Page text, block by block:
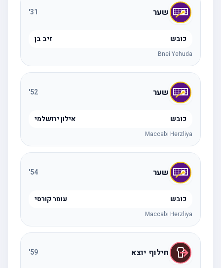
שער 31
'
כובש זיב בן
Bnei Yehuda
שער 52
'
כובש אילון ירושלמי
Maccabi Herzliya
שער 54
'
כובש עומר קורסי
Maccabi Herzliya
חילוף יוצא 59
'